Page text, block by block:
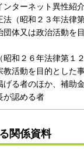
ンターネット異性紹
法（昭和２３年法律
団体又は政治活動を
昭和２６年法律第１
教活動を目的とした
げる者のほか、補助
が認める者
関係資料